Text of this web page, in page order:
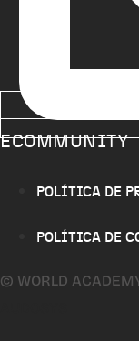
ECOMMUNITY
POLÍTICA DE
POLÍTICA DE
© WORLD